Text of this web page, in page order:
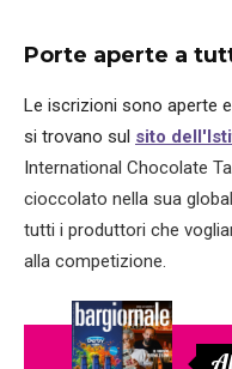
Porte aperte a
Le iscrizioni sono aperte
si trovano sul sito
International Chocolate
cioccolato nella sua
tutti i produttori che
alla competizione.